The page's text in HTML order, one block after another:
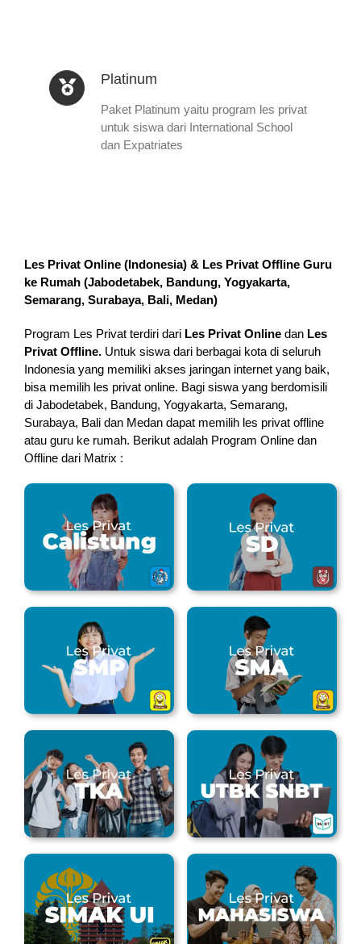
Platinum
Paket Platinum yaitu program les privat
untuk siswa dari International School
dan Expatriates
Les Privat Online (Indonesia) & Les Privat Offline Guru
ke Rumah (Jabodetabek, Bandung, Yogyakarta,
Semarang, Surabaya, Bali, Medan)
Program Les Privat terdiri dari Les Privat Online dan Les
Privat Offline. Untuk siswa dari berbagai kota di seluruh
Indonesia yang memiliki akses jaringan internet yang baik,
bisa memilih les privat online. Bagi siswa yang berdomisili
di Jabodetabek, Bandung, Yogyakarta, Semarang,
Surabaya, Bali dan Medan dapat memilih les privat offline
atau guru ke rumah. Berikut adalah Program Online dan
Offline dari Matrix :